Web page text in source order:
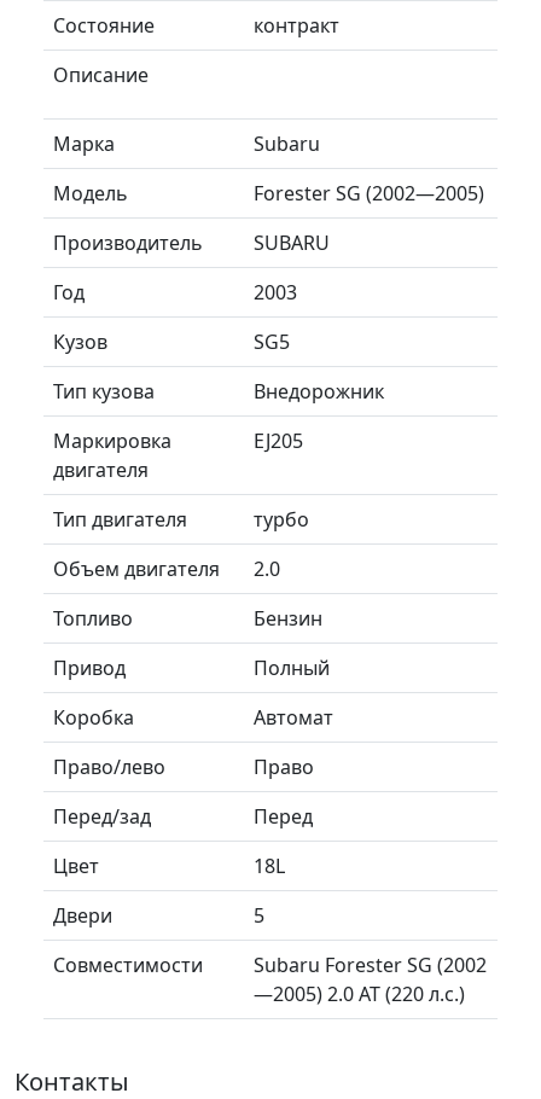
Состояние
контракт
Описание
Марка
Subaru
Модель
Forester SG (2002—2005)
Производитель
SUBARU
Год
2003
Кузов
SG5
Тип кузова
Внедорожник
Маркировка
двигателя
EJ205
Тип двигателя
турбо
Объем двигателя
2.0
Топливо
Бензин
Привод
Полный
Коробка
Автомат
Право/лево
Право
Перед/зад
Перед
Цвет
18L
Двери
5
Совместимости
Subaru Forester SG (2002
—2005) 2.0 AT (220 л.с.)
Контакты